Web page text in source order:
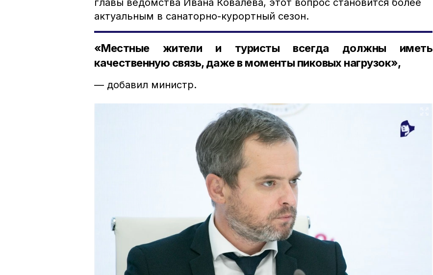
главы ведомства Ивана Ковалёва, этот вопрос становится более
актуальным в санаторно-курортный сезон.
«Местные жители и туристы всегда должны иметь
качественную связь, даже в моменты пиковых нагрузок»,
— добавил министр.